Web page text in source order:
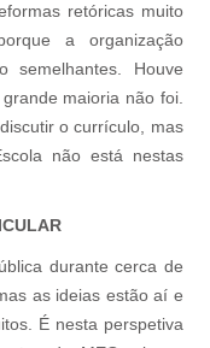
retóricas muito
a organização
semelhantes. Houve
maioria não foi.
o currículo, mas
não está nestas
durante cerca de
as ideias estão aí e
É nesta perspetiva